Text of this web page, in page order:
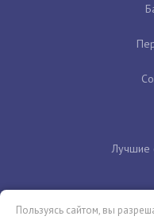
Лучшие
Пользуясь сайтом, вы